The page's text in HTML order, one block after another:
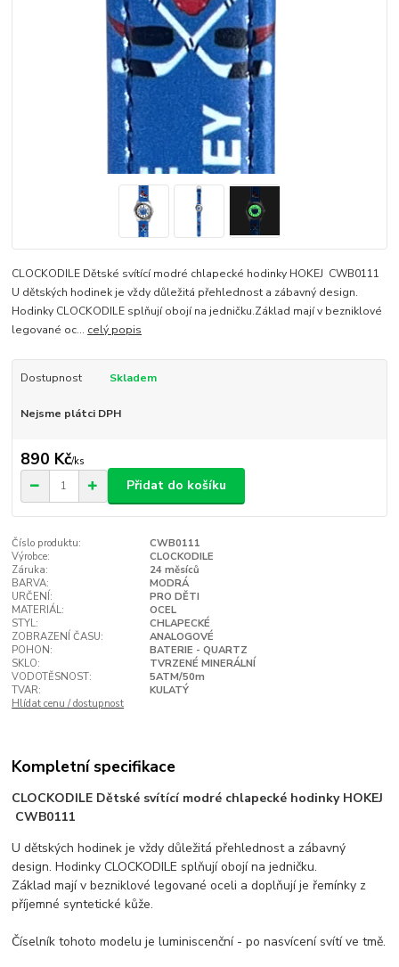
CLOCKODILE Dětské svítící modré chlapecké hodinky HOKEJ CWB0111
U dětských hodinek je vždy důležitá přehlednost a zábavný design.
Hodinky CLOCKODILE splňují obojí na jedničku.Základ mají v bezniklové
legované oc... celý popis
Dostupnost Skladem
Nejsme plátci DPH
890 Kč/ks
Přidat do košíku
Číslo produktu:
CWB0111
Výrobce:
CLOCKODILE
Záruka:
24 měsíců
BARVA:
MODRÁ
URČENÍ:
PRO DĚTI
MATERIÁL:
OCEL
STYL:
CHLAPECKÉ
ZOBRAZENÍ ČASU:
ANALOGOVÉ
POHON:
BATERIE - QUARTZ
SKLO:
TVRZENÉ MINERÁLNÍ
VODOTĚSNOST:
5ATM/50m
TVAR:
KULATÝ
Hlídat cenu / dostupnost
Kompletní specifikace
CLOCKODILE Dětské svítící modré chlapecké hodinky HOKEJ
CWB0111
U dětských hodinek je vždy důležitá přehlednost a zábavný
design. Hodinky CLOCKODILE splňují obojí na jedničku.
Základ mají v bezniklové legované oceli a doplňují je řemínky z
příjemné syntetické kůže.
Číselník tohoto modelu je luminiscenční - po nasvícení svítí ve tmě.